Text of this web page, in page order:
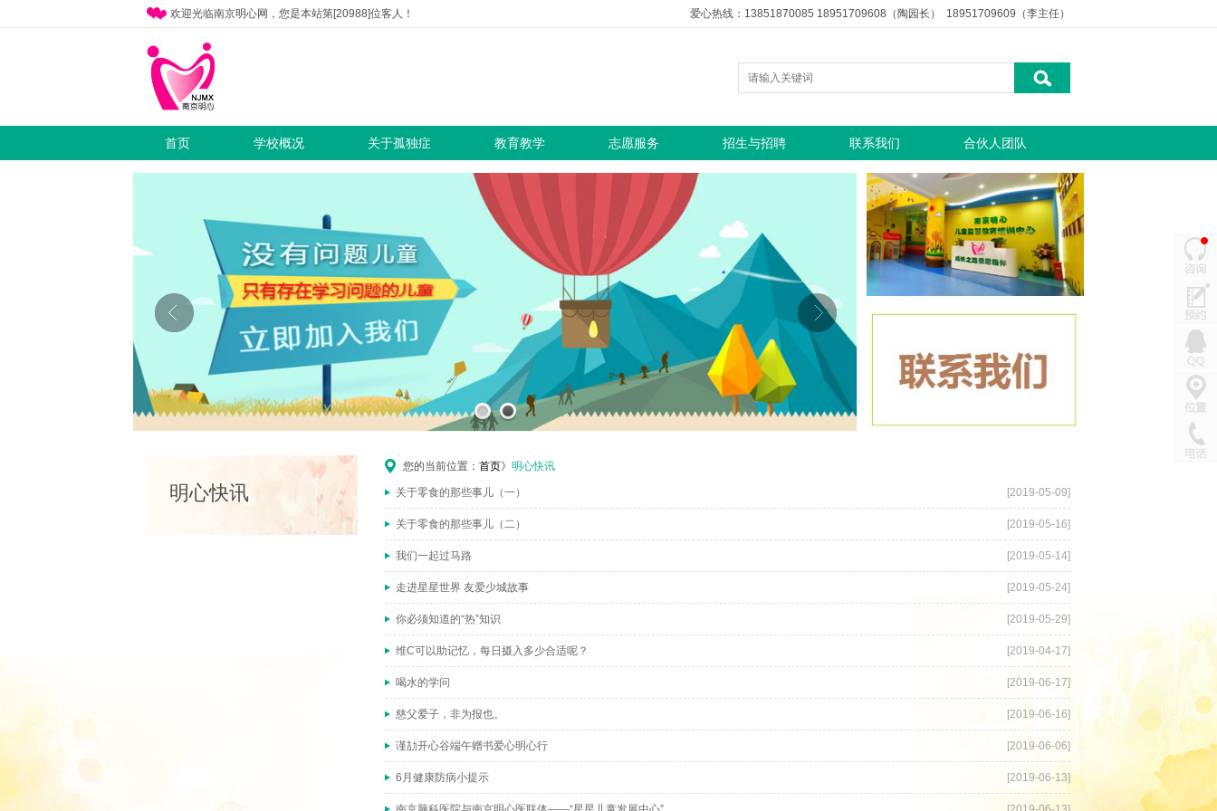
欢迎光临南京明心网，您是本站第[20988]位客人！ 爱心热线：13851870085 18951709608（陶园长） 18951709609（李主任）
首页 学校概况 关于孤独症 教育教学 志愿服务 招生与招聘 联系我们 合伙人团队
明心快讯
您的当前位置： 首页》 明心快讯
[2019-05-09]
关于零食的那些事儿（一）
[2019-05-16]
关于零食的那些事儿（二）
[2019-05-14]
我们一起过马路
[2019-05-24]
走进星星世界 友爱少城故事
[2019-05-29]
你必须知道的“热”知识
[2019-04-17]
维C可以助记忆，每日摄入多少合适呢？
[2019-06-17]
喝水的学问
[2019-06-16]
慈父爱子，非为报也。
[2019-06-06]
谨劼开心谷端午赠书爱心明心行
[2019-06-13]
6月健康防病小提示